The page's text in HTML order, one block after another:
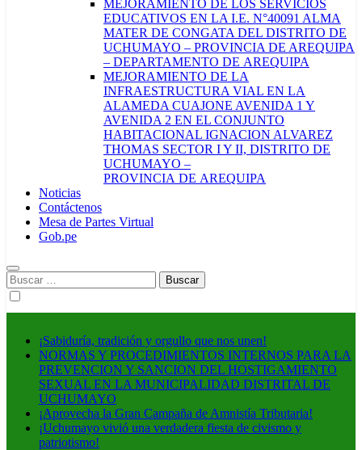
MEJORAMIENTO DE LOS SERVICIOS
EDUCATIVOS EN LA I.E. N°40091 ALMA
MATER DE CONGATA DEL DISTRITO DE
UCHUMAYO – PROVINCIA DE AREQUIPA
– DEPARTAMENTO DE AREQUIPA
MEJORAMIENTO DE LA
INFRAESTRUCTURA VIAL EN LA
ALAMEDA CUAJONE AVENIDA 1 Y
AVENIDA 2 EN EL CONJUNTO
HABITACIONAL IGNACION ALVAREZ
THOMAS SECTOR I Y II, DISTRITO DE
UCHUMAYO –
PROVINCIA DE AREQUIPA
Noticias
Contáctenos
Mesa de Partes Virtual
Gob.pe
Buscar:
¡Sabiduría, tradición y orgullo que nos unen!
NORMAS Y PROCEDIMIENTOS INTERNOS PARA LA
PREVENCION Y SANCION DEL HOSTIGAMIENTO
SEXUAL EN LA MUNICIPALIDAD DISTRITAL DE
UCHUMAYO
¡Aprovecha la Gran Campaña de Amnistía Tributaria!
¡Uchumayo vivió una verdadera fiesta de civismo y
patriotismo!